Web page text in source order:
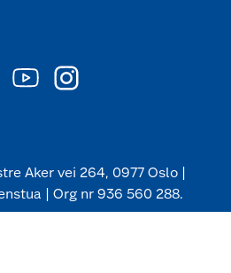
Aker vei 264, 0977 Oslo |
| Org nr 936 560 288.